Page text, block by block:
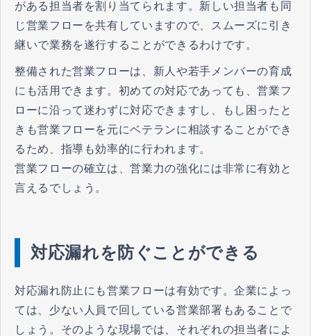
がある担当者を割り当てられます。新しい担当者も同
じ営業フローを共有していますので、スムーズに引き
継いで業務を遂行することができるわけです。
整備された営業フローは、新人や若手メンバーの育成
にも活用できます。初めての対応であっても、営業フ
ローに沿って迷わずに対応できますし、もし困ったと
きも営業フローを元にベテランに相談することができ
るため、指導も効率的に行われます。
営業フローの確立は、営業力の強化には非常に有効と
言えるでしょう。
対応漏れを防ぐことができる
対応漏れ防止にも営業フローは有効です。企業によっ
ては、少ない人員で回している営業部署もあることで
しょう。そのような現場では、それぞれの担当者によ